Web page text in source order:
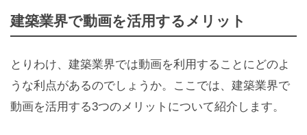
建築業界で動画を活用するメリット
とりわけ、建築業界では動画を利用することにどのよ
うな利点があるのでしょうか。ここでは、建築業界で
動画を活用する3つのメリットについて紹介します。